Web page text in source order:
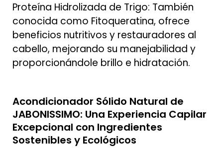
Proteína Hidrolizada de Trigo: También
conocida como Fitoqueratina, ofrece
beneficios nutritivos y restauradores al
cabello, mejorando su manejabilidad y
proporcionándole brillo e hidratación.
Acondicionador Sólido Natural de
JABONISSIMO: Una Experiencia Capilar
Excepcional con Ingredientes
Sostenibles y Ecológicos